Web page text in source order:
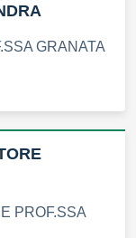
GRANATA
PROF.SSA